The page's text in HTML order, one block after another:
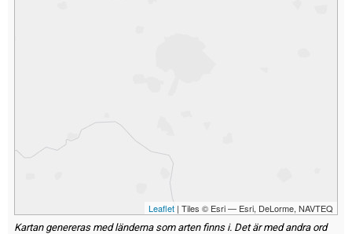
Leaflet | Tiles © Esri — Esri, DeLorme, NAVTEQ
Kartan genereras med länderna som arten finns i. Det är med andra ord